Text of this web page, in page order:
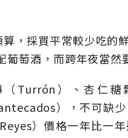
，採買平常較少吃的
萄酒，而跨年夜當然
Turrón）、杏仁
），不可缺
）價格一年比一